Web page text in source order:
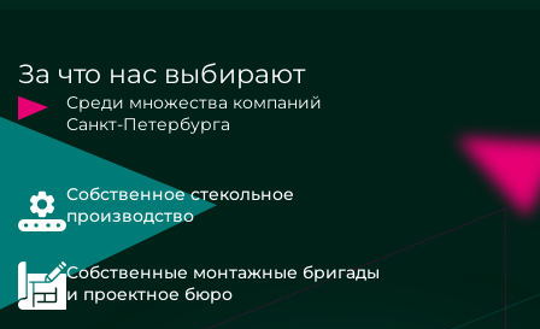
За что нас выбирают
Среди множества компаний
Санкт-Петербурга
Собственное стекольное
производство
Собственные монтажные бригады
и проектное бюро